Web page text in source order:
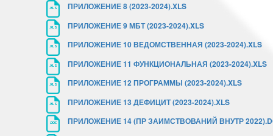
.XLS ПРИЛОЖЕНИЕ 8 (2023-2024).XLS
.XLS ПРИЛОЖЕНИЕ 9 МБТ (2023-2024).XLS
.XLS ПРИЛОЖЕНИЕ 10 ВЕДОМСТВЕННАЯ (2023-2024).XLS
.XLS ПРИЛОЖЕНИЕ 11 ФУНКЦИОНАЛЬНАЯ (2023-2024).XLS
.XLS ПРИЛОЖЕНИЕ 12 ПРОГРАММЫ (2023-2024).XLS
.XLS ПРИЛОЖЕНИЕ 13 ДЕФИЦИТ (2023-2024).XLS
.DOC ПРИЛОЖЕНИЕ 14 (ПР ЗАИМСТВОВАНИЙ ВНУТР